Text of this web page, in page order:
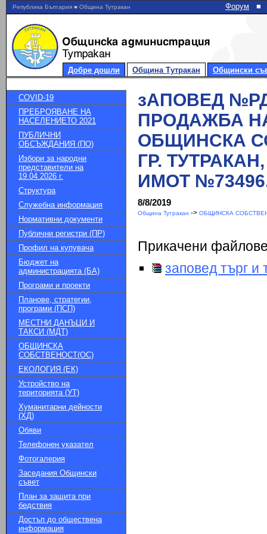
Република България ■ Община Тутракан Форум ■
Добре дошли Община Тутракан Общински
COVID-19
ПРЕБРОЯВАНЕ НА
НАСЕЛЕНИЕТО 2021
ПУБЛИЧНИ
ОБСЪЖДАНИЯ (ПО)
Избори за народни
представители на
19.04.2026 г.
Структура
Служебна информация
Нормативни документи
Публични регистри (ПР)
Профил на купувача
Бюджет на
администрацията (БА)
Програми и проекти
Планове, стратегии,
програми (ПСП)
МЕСТНИ ДАНЪЦИ И
ТАКСИ (МДТ)
ОБЩИНСКА
СОБСТВЕНОСТ(ОС)
ЕКОЛОГИЯ (ЕК)
Устройство на
територията (УТ)
Хуманитарни дейности
(ХД)
Обяви
Телефонен указател
Фотогалерия
Заседания Общински
съвет
План за защита при
бедствия
Достъп до обществена
информация
зАПОВЕД №РД-
ПРОДАЖБА
ОБЩИНСКА
ГР.
ИМОТ
8/8/2019
Община Тутракан -> ОБЩИНСКА
Прикачени
заповед търг и